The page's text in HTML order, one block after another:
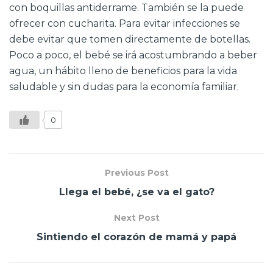
con boquillas antiderrame. También se la puede
ofrecer con cucharita. Para evitar infecciones se
debe evitar que tomen directamente de botellas.
Poco a poco, el bebé se irá acostumbrando a beber
agua, un hábito lleno de beneficios para la vida
saludable y sin dudas para la economía familiar.
0
Previous Post
Llega el bebé, ¿se va el gato?
Next Post
Sintiendo el corazón de mamá y papá